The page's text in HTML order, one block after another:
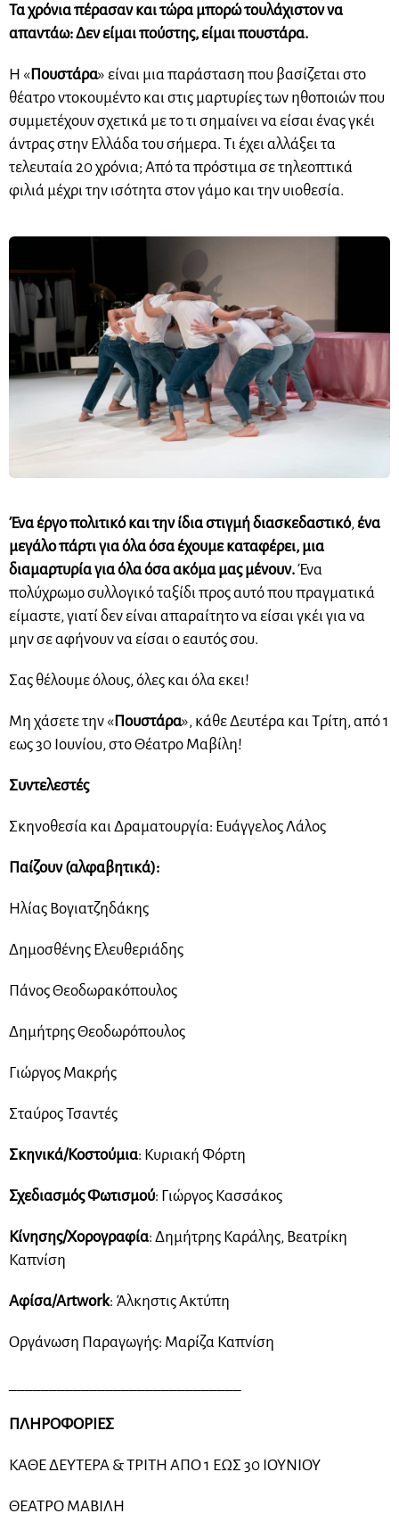
Τα χρόνια πέρασαν και τώρα μπορώ τουλάχιστον να
απαντάω: Δεν είμαι πούστης, είμαι πουστάρα.
Η «Πουστάρα» είναι μια παράσταση που βασίζεται στο
θέατρο ντοκουμέντο και στις μαρτυρίες των ηθοποιών που
συμμετέχουν σχετικά με το τι σημαίνει να είσαι ένας γκέι
άντρας στην Ελλάδα του σήμερα. Τι έχει αλλάξει τα
τελευταία 20 χρόνια; Από τα πρόστιμα σε τηλεοπτικά
φιλιά μέχρι την ισότητα στον γάμο και την υιοθεσία.
Ένα έργο πολιτικό και την ίδια στιγμή διασκεδαστικό, ένα
μεγάλο πάρτι για όλα όσα έχουμε καταφέρει, μια
διαμαρτυρία για όλα όσα ακόμα μας μένουν.Ένα
πολύχρωμο συλλογικό ταξίδι προς αυτό που πραγματικά
είμαστε, γιατί δεν είναι απαραίτητο να είσαι γκέι για να
μην σε αφήνουν να είσαι ο εαυτός σου.
Σας θέλουμε όλους, όλες και όλα εκει!
Μη χάσετε την «Πουστάρα», κάθε Δευτέρα και Τρίτη, από 1
εως 30 Ιουνίου, στο Θέατρο Μαβίλη!
Συντελεστές
Σκηνοθεσία και Δραματουργία: Ευάγγελος Λάλος
Παίζουν (αλφαβητικά):
Ηλίας Βογιατζηδάκης
Δημοσθένης Ελευθεριάδης
Πάνος Θεοδωρακόπουλος
Δημήτρης Θεοδωρόπουλος
Γιώργος Μακρής
Σταύρος Τσαντές
Σκηνικά/Κοστούμια: Κυριακή Φόρτη
Σχεδιασμός Φωτισμού: Γιώργος Κασσάκος
Κίνησης/Χορογραφία: Δημήτρης Καράλης, Βεατρίκη
Καπνίση
Αφίσα/Artwork: Άλκηστις Ακτύπη
Οργάνωση Παραγωγής: Μαρίζα Καπνίση
ΠΛΗΡΟΦΟΡΙΕΣ
ΚΑΘΕ ΔΕΥΤΕΡΑ & ΤΡΙΤΗ ΑΠΟ 1 ΕΩΣ 30 ΙΟΥΝΙΟΥ
ΘΕΑΤΡΟ ΜΑΒΙΛΗ